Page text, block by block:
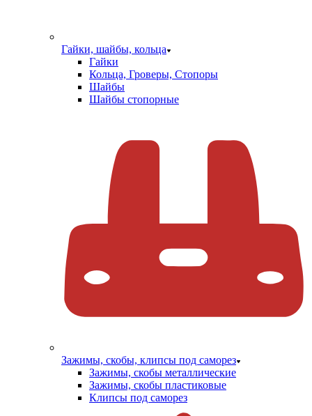
Гайки, шайбы, кольца
Гайки
Кольца, Гроверы, Стопоры
Шайбы
Шайбы стопорные
Зажимы, скобы, клипсы под саморез
Зажимы, скобы металлические
Зажимы, скобы пластиковые
Клипсы под саморез